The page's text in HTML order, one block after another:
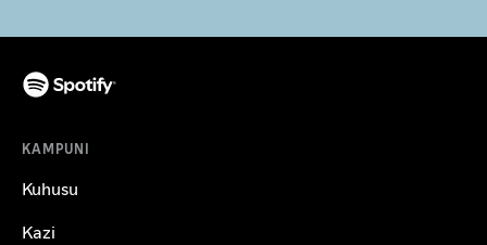
KAMPUNI
Kuhusu
Kazi